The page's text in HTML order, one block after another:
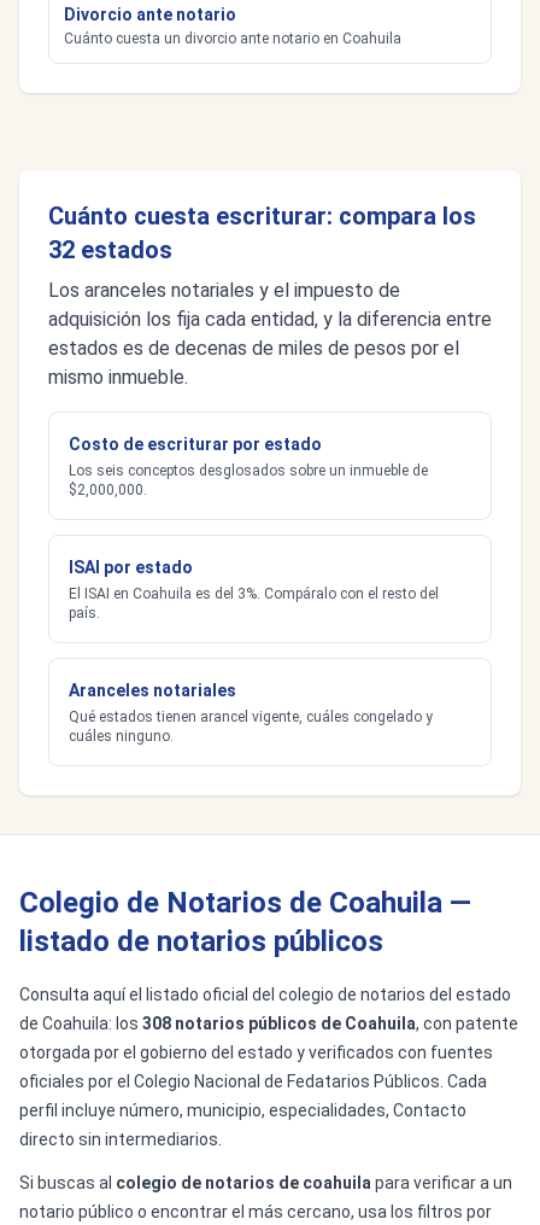
Divorcio ante notario
Cuánto cuesta un divorcio ante notario en Coahuila
Cuánto cuesta escriturar: compara los
32 estados
Los aranceles notariales y el impuesto de
adquisición los fija cada entidad, y la diferencia entre
estados es de decenas de miles de pesos por el
mismo inmueble.
Costo de escriturar por estado
Los seis conceptos desglosados sobre un inmueble de
$2,000,000.
ISAI por estado
El ISAI en Coahuila es del 3%. Compáralo con el resto del
país.
Aranceles notariales
Qué estados tienen arancel vigente, cuáles congelado y
cuáles ninguno.
Colegio de Notarios de Coahuila —
listado de notarios públicos
Consulta aquí el listado oficial del colegio de notarios del estado
de Coahuila: los 308 notarios públicos de Coahuila, con patente
otorgada por el gobierno del estado y verificados con fuentes
oficiales por el Colegio Nacional de Fedatarios Públicos. Cada
perfil incluye número, municipio, especialidades, Contacto
directo sin intermediarios.
Si buscas al colegio de notarios de coahuila para verificar a un
notario público o encontrar el más cercano, usa los filtros por